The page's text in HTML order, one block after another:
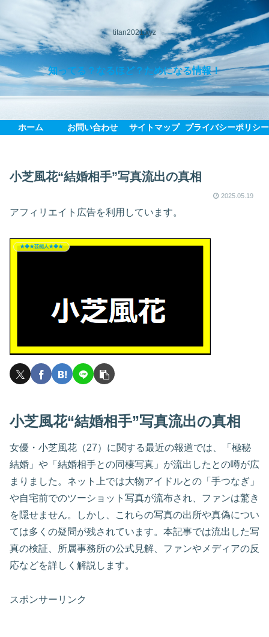
titan2021.xyz
知ってる？なるほど？ためになる情報！
ホーム お問い合わせ サイトマップ プライバシーポリシー
小芝風花“結婚相手”写真流出の真相
2025.05.19
アフィリエイト広告を利用しています。
★◆★芸能人★◆★
小芝風花“結婚相手”写真流出の真相
女優・小芝風花（27）に関する最近の報道では、「極秘
結婚」や「結婚相手との同棲写真」が流出したとの噂が広
まりました。ネット上では大物アイドルとの「手つなぎ」
や自宅前でのツーショット写真が流布され、ファンは驚き
を隠せません。しかし、これらの写真の出所や真偽につい
ては多くの疑問が残されています。本記事では流出した写
真の検証、所属事務所の公式見解、ファンやメディアの反
応などを詳しく解説します。
スポンサーリンク